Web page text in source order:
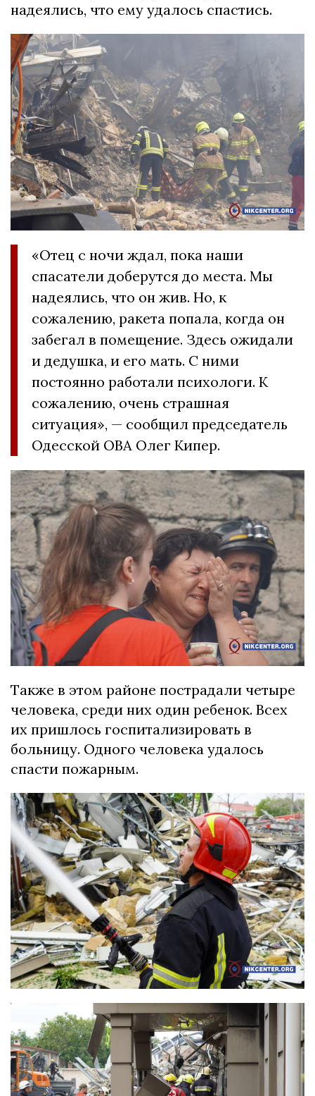
надеялись, что ему удалось спастись.
«Отец с ночи ждал, пока наши
спасатели доберутся до места. Мы
надеялись, что он жив. Но, к
сожалению, ракета попала, когда он
забегал в помещение. Здесь ожидали
и дедушка, и его мать. С ними
постоянно работали психологи. К
сожалению, очень страшная
ситуация», — сообщил председатель
Одесской ОВА Олег Кипер.
Также в этом районе пострадали четыре
человека, среди них один ребенок. Всех
их пришлось госпитализировать в
больницу. Одного человека удалось
спасти пожарным.